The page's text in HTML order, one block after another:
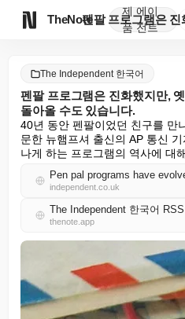
TheNote
제
품
에이
전트
The Independent 한국어
펜팔 프로그램은 진화했지만,
돌아올 수도 있습니다.
40년 동안 펜팔이었던 친구를 만
문한 뉴햄프셔 출신의 AP 통신
나게 하는 프로그램의 역사에 대
independent.co.uk
The Independent 한국어 RSS
thenote.app